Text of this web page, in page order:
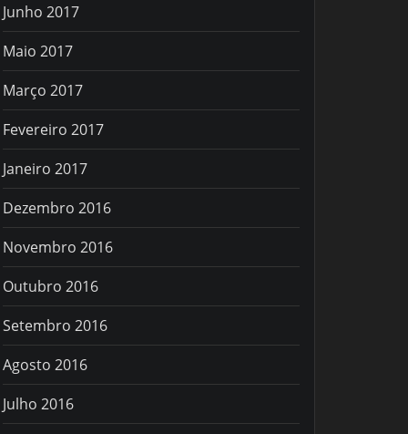
Junho 2017
Maio 2017
Março 2017
Fevereiro 2017
Janeiro 2017
Dezembro 2016
Novembro 2016
Outubro 2016
Setembro 2016
Agosto 2016
Julho 2016